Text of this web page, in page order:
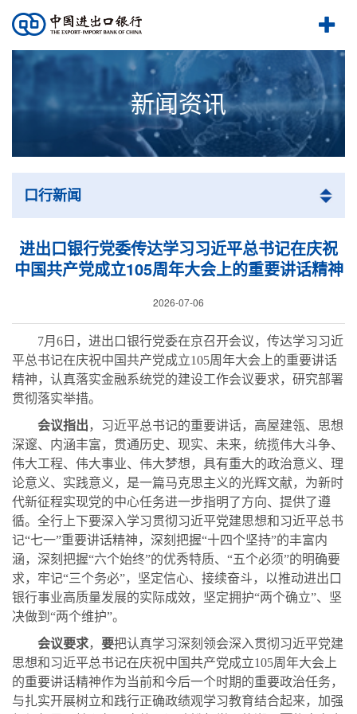
新闻资讯
口行新闻
进出口银行党委传达学习习近平总书记在庆祝
中国共产党成立105周年大会上的重要讲话精神
2026-07-06
7月6日，进出口银行党委在京召开会议，传达学习习近
平总书记在庆祝中国共产党成立105周年大会上的重要讲话
精神，认真落实金融系统党的建设工作会议要求，研究部署
贯彻落实举措。
会议指出，习近平总书记的重要讲话，高屋建瓴、思想
深邃、内涵丰富，贯通历史、现实、未来，统揽伟大斗争、
伟大工程、伟大事业、伟大梦想，具有重大的政治意义、理
论意义、实践意义，是一篇马克思主义的光辉文献，为新时
代新征程实现党的中心任务进一步指明了方向、提供了遵
循。全行上下要深入学习贯彻习近平党建思想和习近平总书
记“七一”重要讲话精神，深刻把握“十四个坚持”的丰富内
涵，深刻把握“六个始终”的优秀特质、“五个必须”的明确要
求，牢记“三个务必”，坚定信心、接续奋斗，以推动进出口
银行事业高质量发展的实际成效，坚定拥护“两个确立”、坚
决做到“两个维护”。
会议要求， 要把认真学习深刻领会深入贯彻习近平党建
思想和习近平总书记在庆祝中国共产党成立105周年大会上
的重要讲话精神作为当前和今后一个时期的重要政治任务，
与扎实开展树立和践行正确政绩观学习教育结合起来，加强